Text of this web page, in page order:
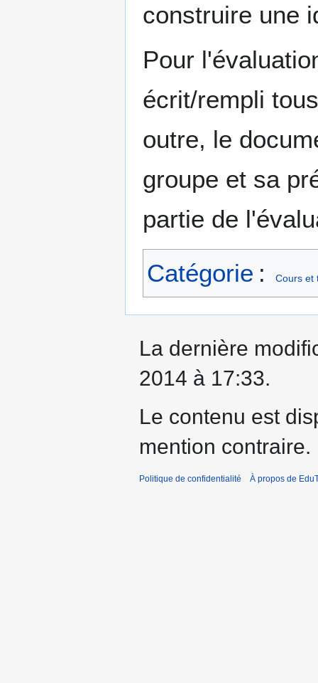
construire une
Pour
écrit/rempli
outre, le
groupe et sa
partie de
Catégorie : Cours et
La dernière
2014 à 17:33.
Le contenu est
mention contraire.
Politique de confidentialité À propos de